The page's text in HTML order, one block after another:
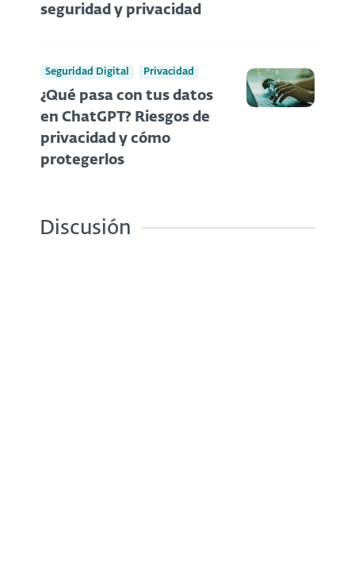
seguridad y privacidad
Seguridad Digital Privacidad
¿Qué pasa con tus datos
en ChatGPT? Riesgos de
privacidad y cómo
protegerlos
Discusión